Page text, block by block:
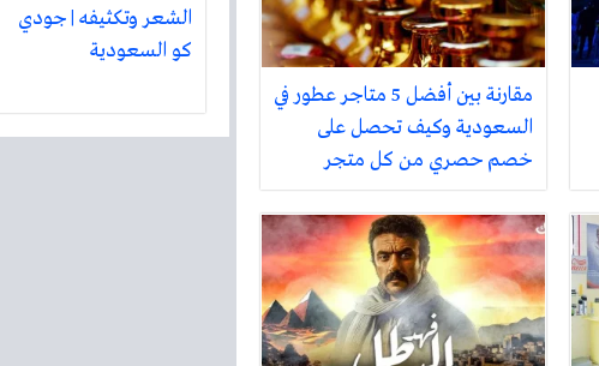
مقارنة بين أفضل 5 متاجر عطور في
السعودية وكيف تحصل على
خصم حصري من كل متجر
الشعر وتكثيفه | جودي
كو السعودية